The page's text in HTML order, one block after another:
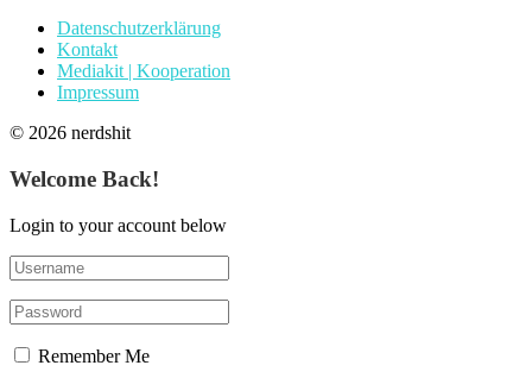
Datenschutzerklärung
Kontakt
Mediakit | Kooperation
Impressum
© 2026 nerdshit
Welcome Back!
Login to your account below
Remember Me